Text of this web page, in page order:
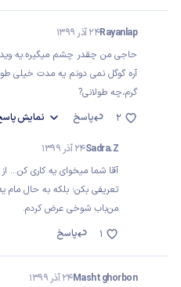
Rayanlap24 آذر 1399
حاجی من چقدر چشم میگیره.یه
آره گوگل نمی دونم یه مدت خیلی
گرم،چه طولانی?
پاسخ
نمایش 2
Sadra.Z24 آذر 1399
آقا شما میخوای یه کاری کن...
تعریفی بکن؛ بلکه به حال مام
من‌باب شوخی عرض کردم.
پاسخ
1
Masht ghorbon24 آذر 1399